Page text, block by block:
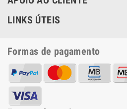
LINKS ÚTEIS
Formas de pagamento